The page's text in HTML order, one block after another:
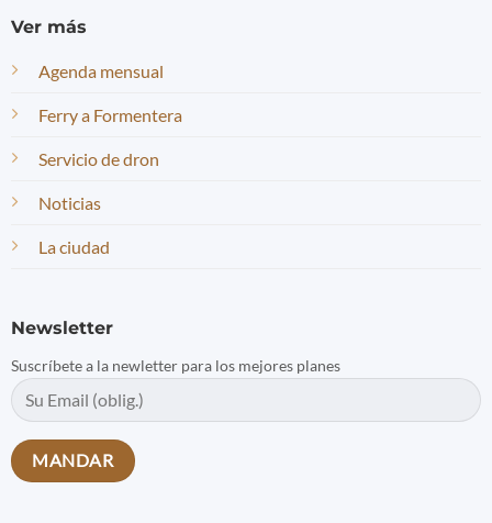
Ver más
Agenda mensual
Ferry a Formentera
Servicio de dron
Noticias
La ciudad
Newsletter
Suscríbete a la newletter para los mejores planes